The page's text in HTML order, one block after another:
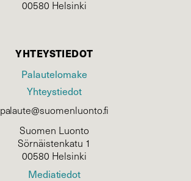
00580 Helsinki
YHTEYSTIEDOT
Palautelomake
Yhteystiedot
palaute@suomenluonto.fi
Suomen Luonto
Sörnäistenkatu 1
00580 Helsinki
Mediatiedot